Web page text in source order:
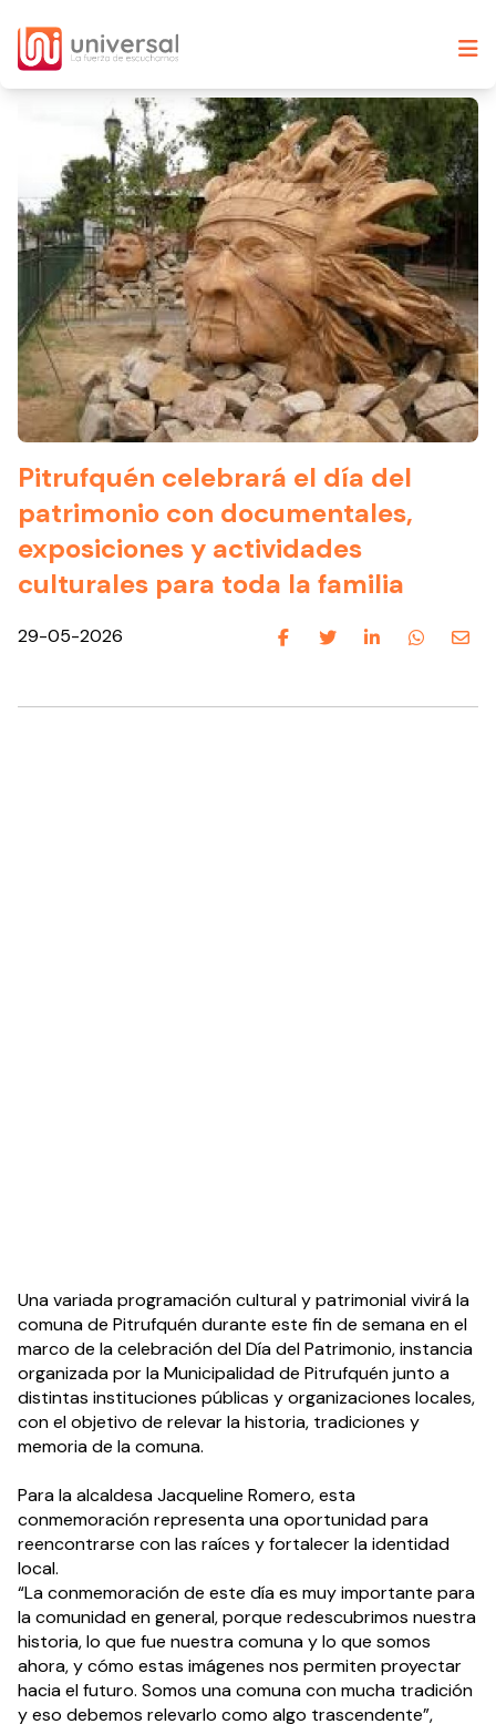
Pitrufquén celebrará el día del
patrimonio con documentales,
exposiciones y actividades
culturales para toda la familia
29-05-2026
Una variada programación cultural y patrimonial vivirá la
comuna de Pitrufquén durante este fin de semana en el
marco de la celebración del Día del Patrimonio, instancia
organizada por la Municipalidad de Pitrufquén junto a
distintas instituciones públicas y organizaciones locales,
con el objetivo de relevar la historia, tradiciones y
memoria de la comuna.
Para la alcaldesa Jacqueline Romero, esta
conmemoración representa una oportunidad para
reencontrarse con las raíces y fortalecer la identidad
local.
“La conmemoración de este día es muy importante para
la comunidad en general, porque redescubrimos nuestra
historia, lo que fue nuestra comuna y lo que somos
ahora, y cómo estas imágenes nos permiten proyectar
hacia el futuro. Somos una comuna con mucha tradición
y eso debemos relevarlo como algo trascendente”,